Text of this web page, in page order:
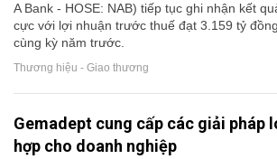
A Bank - HOSE: NAB) tiếp tục ghi nhận kết
cực với lợi nhuận trước thuế đạt 3.159 tỷ
cùng kỳ năm trước.
Thương hiệu - Giao thương
Gemadept cung cấp các giải pháp
hợp cho doanh nghiệp